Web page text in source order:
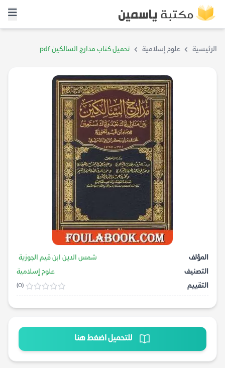
الرئيسية علوم إسلامية تحميل كتاب مدارج السالكين pdf
المؤلف
شمس الدين ابن قيم الجوزية
التصنيف
علوم إسلامية
التقييم
(0)
للتحميل اضغط هنا